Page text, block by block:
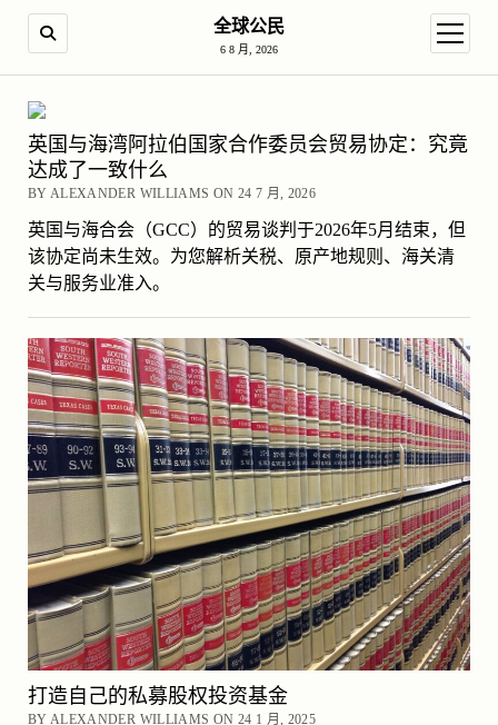
全球公民
6 8 月, 2026
open
英国与海湾阿拉伯国家合作委员会贸易协定：究竟
达成了一致什么
BY ALEXANDER WILLIAMS ON 24 7 月, 2026
英国与海合会（GCC）的贸易谈判于2026年5月结束，但
该协定尚未生效。为您解析关税、原产地规则、海关清
关与服务业准入。
打造自己的私募股权投资基金
BY ALEXANDER WILLIAMS ON 24 1 月, 2025